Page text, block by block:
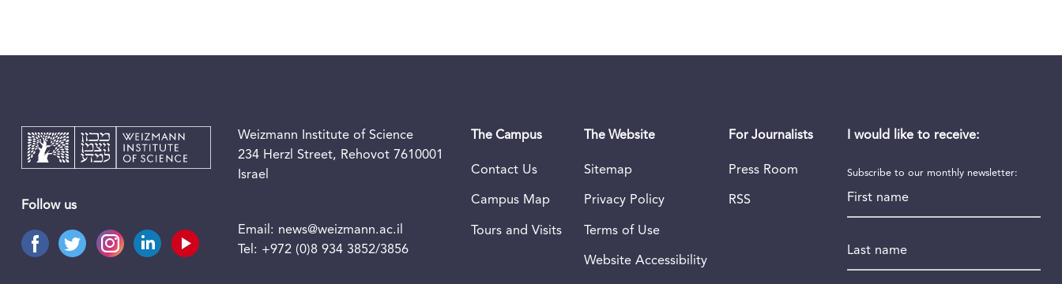
Follow us
Weizmann Institute of Science
234 Herzl Street, Rehovot 7610001
Israel
Email: news@weizmann.ac.il
Tel: +972 (0)8 934 3852/3856
The Campus
Contact Us
Campus Map
Tours and Visits
The Website
Sitemap
Privacy Policy
Terms of Use
Website Accessibility
For Journalists
Press Room
RSS
I would like to receive:
Subscribe to our monthly newsletter: